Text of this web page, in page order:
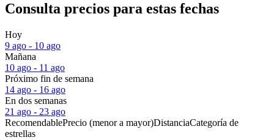
Consulta precios para estas fechas
Hoy
9 ago - 10 ago
Mañana
10 ago - 11 ago
Próximo fin de semana
14 ago - 16 ago
En dos semanas
21 ago - 23 ago
RecomendablePrecio (menor a mayor)DistanciaCategoría de
estrellas